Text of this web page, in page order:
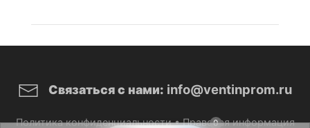
0
Связаться с нами: info@ventinprom.ru
Политика конфиденциальности•Правовая информация